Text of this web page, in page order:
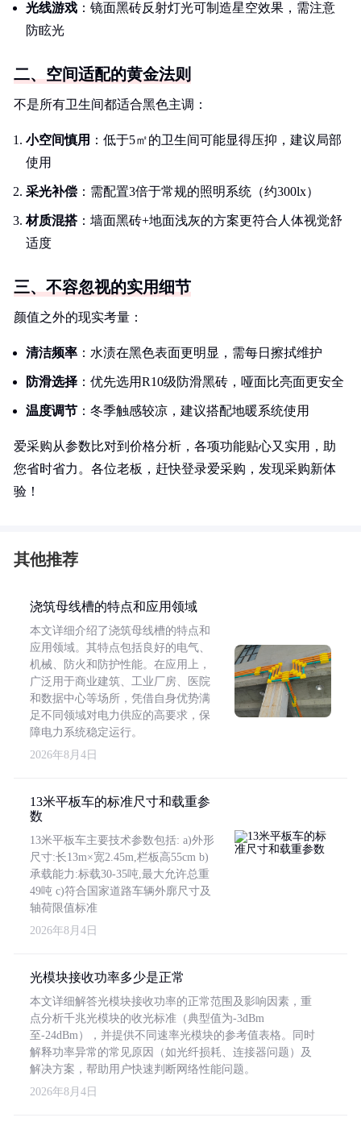
光线游戏 ：镜面黑砖反射灯光可制造星空效果，需注意
防眩光
二、空间适配的黄金法则
不是所有卫生间都适合黑色主调：
小空间慎用 ：低于5㎡的卫生间可能显得压抑，建议局部
使用
采光补偿 ：需配置3倍于常规的照明系统（约300lx）
材质混搭 ：墙面黑砖+地面浅灰的方案更符合人体视觉舒
适度
三、不容忽视的实用细节
颜值之外的现实考量：
清洁频率 ：水渍在黑色表面更明显，需每日擦拭维护
防滑选择 ：优先选用R10级防滑黑砖，哑面比亮面更安全
温度调节 ：冬季触感较凉，建议搭配地暖系统使用
爱采购从参数比对到价格分析，各项功能贴心又实用，助
您省时省力。各位老板，赶快登录爱采购，发现采购新体
验！
其他推荐
浇筑母线槽的特点和应用领域
本文详细介绍了浇筑母线槽的特点和
应用领域。其特点包括良好的电气、
机械、防火和防护性能。在应用上，
广泛用于商业建筑、工业厂房、医院
和数据中心等场所，凭借自身优势满
足不同领域对电力供应的高要求，保
障电力系统稳定运行。
2026年8月4日
13米平板车的标准尺寸和载重参
数
13米平板车主要技术参数包括: a)外形
尺寸:长13m×宽2.45m,栏板高55cm b)
承载能力:标载30-35吨,最大允许总重
49吨 c)符合国家道路车辆外廓尺寸及
轴荷限值标准
2026年8月4日
光模块接收功率多少是正常
本文详细解答光模块接收功率的正常范围及影响因素，重
点分析千兆光模块的收光标准（典型值为-3dBm
至-24dBm），并提供不同速率光模块的参考值表格。同时
解释功率异常的常见原因（如光纤损耗、连接器问题）及
解决方案，帮助用户快速判断网络性能问题。
2026年8月4日